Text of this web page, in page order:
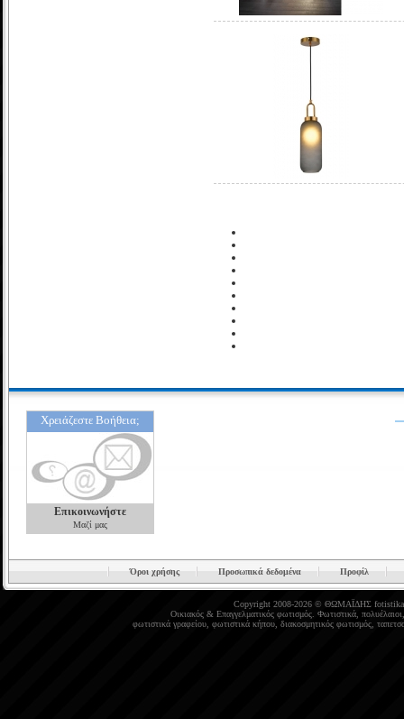
Χρειάζεστε Βοήθεια;
Επικοινωνήστε
Μαζί μας
Όροι χρήσης Προσωπικά δεδομένα Προφίλ
Copyright 2008-2026 © ΘΩΜΑΪΔΗΣ
Οικιακός& Επαγγελματικός φωτισμός. Φωτιστικά, πολυέλαιοι
φωτιστικά γραφείου, φωτιστικά κήπου, διακοσμητικός φωτισμός,